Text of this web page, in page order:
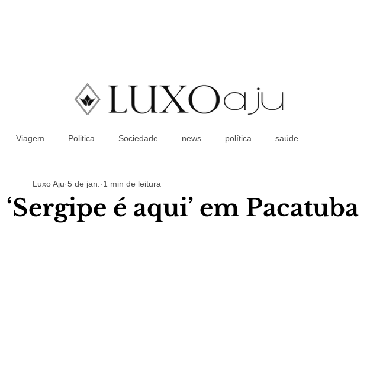
Coluna Social
Viagem Politica Sociedade news política saúde
‘Sergipe é aqui’ em Pacatuba
Luxo Aju 5 de jan. 1 min de leitura